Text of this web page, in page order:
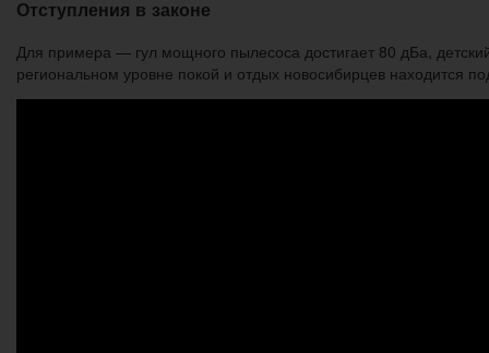
Отступления в законе
Для примера — гул мощного пылесоса достигает 80 дБа,
региональном уровне покой и отдых новосибирцев находится